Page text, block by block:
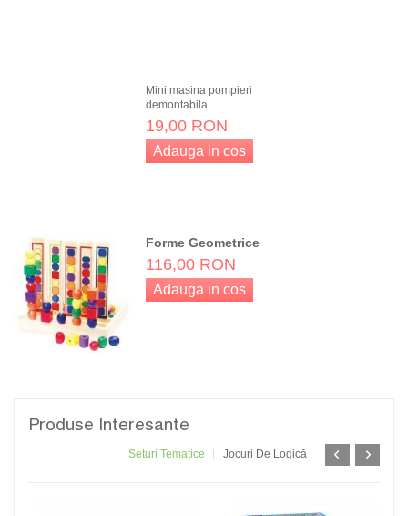
Mini masina pompieri
demontabila
Forme Geometrice
Produse Interesante
Seturi Tematice Jocuri De Logică